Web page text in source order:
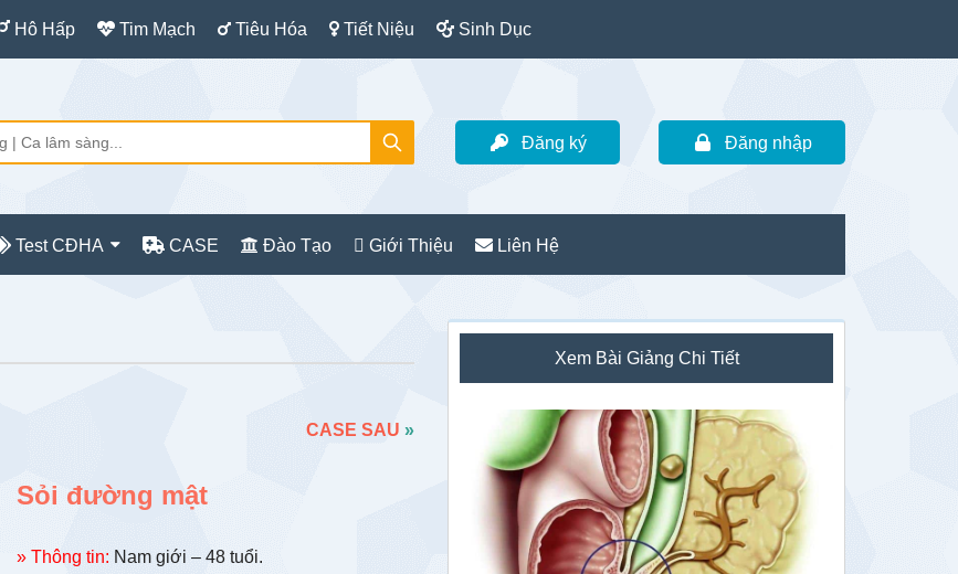
Hô Hấp Tim Mạch Tiêu Hóa Tiết Niệu Sinh Dục
Đăng ký Đăng nhập
Test CĐHA CASE Đào Tạo Giới Thiệu Liên Hệ
CASE SAU »
Sỏi đường mật
» Thông tin: Nam giới – 48 tuổi.
Sidebar
chính
Xem Bài Giảng Chi Tiết